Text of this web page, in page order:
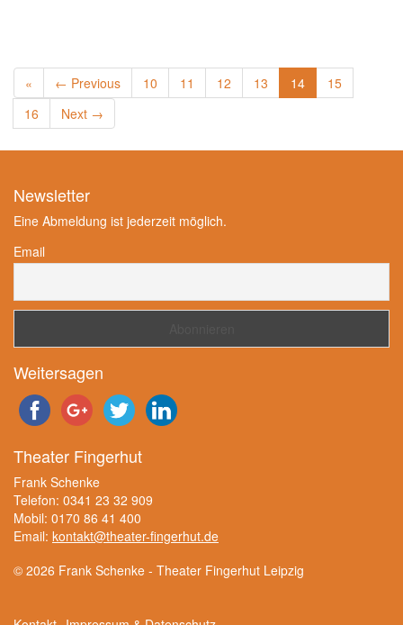
« ← Previous 10 11 12 13 14
15
16
Next →
Newsletter
Eine Abmeldung ist jederzeit möglich.
Email
Weitersagen
Theater Fingerhut
Frank Schenke
Telefon: 0341 23 32 909
Mobil: 0170 86 41 400
Email: kontakt@theater-fingerhut.de
© 2026 Frank Schenke - Theater Fingerhut Leipzig